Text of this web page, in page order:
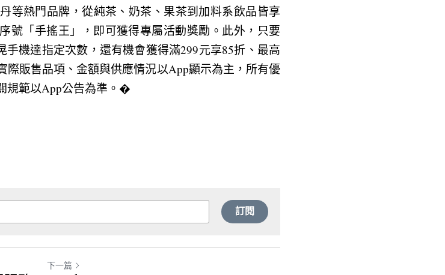
等熱門品牌，從純茶、奶茶、果茶到加料系飲品皆享
號「手搖王」，即可獲得專屬活動獎勵。此外，只要
機達指定次數，還有機會獲得滿299元享85折、最高
際販售品項、金額與供應情況以App顯示為主，所有優
規範以App公告為準。�
訂閱
下一篇